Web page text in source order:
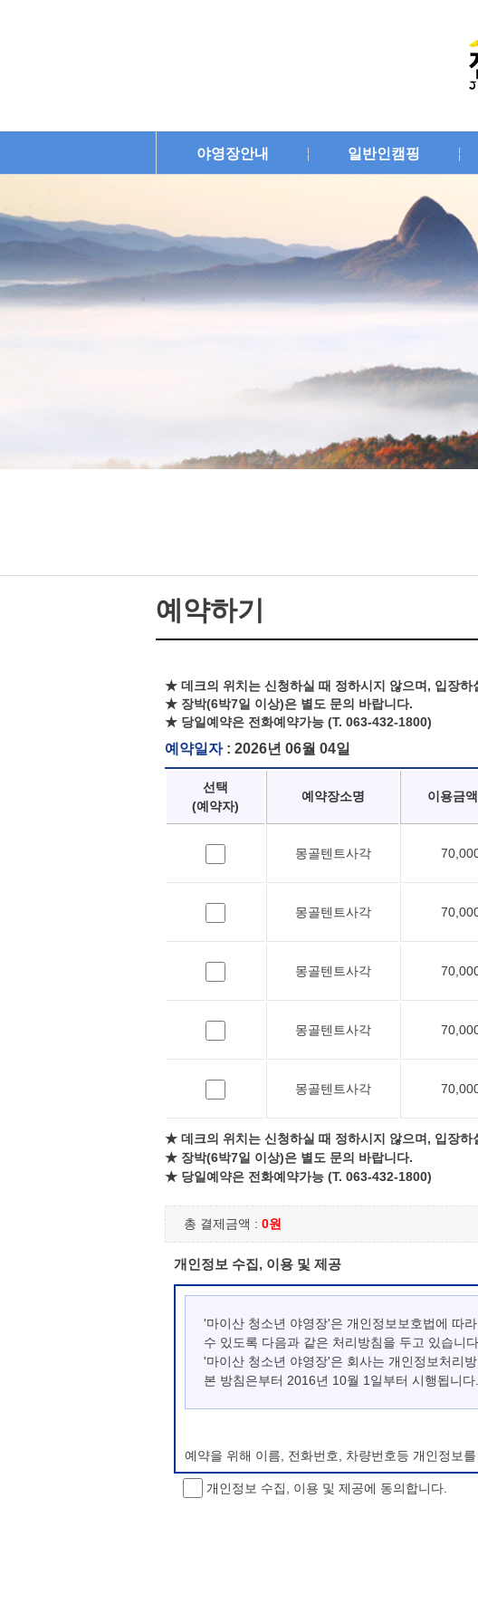
야영장안내 일반인캠핑
예약하기
★ 데크의 위치는 신청하실 때 정하시지 않으며, 입장
★ 장박(6박7일 이상)은 별도 문의 바랍니다.
★ 당일예약은 전화예약가능 (T. 063-432-1800)
예약일자: 2026년 06월 04일
선택
(예약자)
예약장소명 이용금
몽골텐트사각
몽골텐트사각
몽골텐트사각
몽골텐트사각
몽골텐트사각
★ 데크의 위치는 신청하실 때 정하시지 않으며, 입장
★ 장박(6박7일 이상)은 별도 문의 바랍니다.
★ 당일예약은 전화예약가능 (T. 063-432-1800)
총 결제금액 : 0원
개인정보 수집, 이용 및 제공
'마이산 청소년 야영장'은 개인정보보호법에 따
수 있도록 다음과 같은 처리방침을 두고 있습니다.
'마이산 청소년 야영장'은 회사는 개인정보처리
본 방침은부터 2016년 10월 1일부터 시행됩니다.
예약을 위해 이름, 전화번호, 차량번호등 개인정보
개인정보 처리방침 변경
개인정보 수집, 이용 및 제공에 동의합니다.